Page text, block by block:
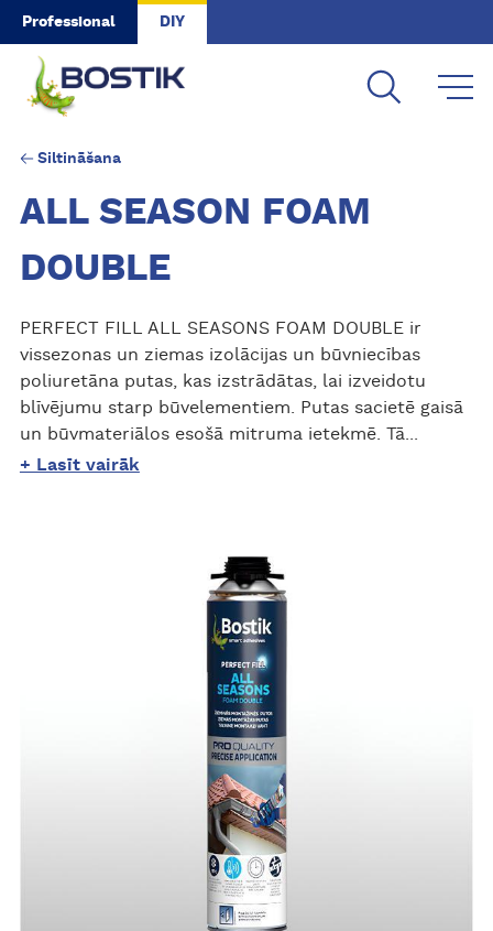
Skip to main content
Professional DIY
Siltināšana
ALL SEASON FOAM
DOUBLE
PERFECT FILL ALL SEASONS FOAM DOUBLE ir
vissezonas un ziemas izolācijas un būvniecības
poliuretāna putas, kas izstrādātas, lai izveidotu
blīvējumu starp būvelementiem. Putas sacietē gaisā
un būvmateriālos esošā mitruma ietekmē. Tā...
+ Lasīt vairāk